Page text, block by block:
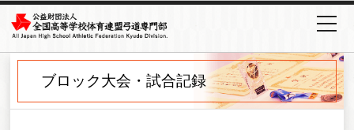
ブロック大会・試合記録